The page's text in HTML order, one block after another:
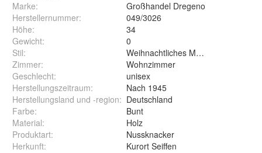
Marke:
Großhandel Dregeno
Herstellernummer:
049/3026
Höhe:
34
Gewicht:
0
Stil:
Weihnachtliches Motiv
Zimmer:
Wohnzimmer
Geschlecht:
unisex
Herstellungszeitraum:
Nach 1945
Herstellungsland und -region: Deutschland
Farbe:
Bunt
Material:
Holz
Produktart:
Nussknacker
Herkunft: Kurort Seiffen